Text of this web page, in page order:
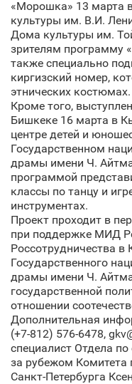
«Морошка» 13 марта
культуры им. В.И.
Дома культуры им.
зрителям программу
также специально
киргизский номер,
этнических костюмах.
Кроме того,
Бишкеке 16 марта в
центре детей и
Государственном
драмы имени Ч.
программой
классы по танцу и
инструментах.
Проект проходит в
при поддержке МИД
Россотрудничества в
Государственного
драмы имени Ч.
государственной
отношении
Дополнительная
(+7-812) 576-6478,
специалист Отдела
за рубежом
Санкт‑Петербурга